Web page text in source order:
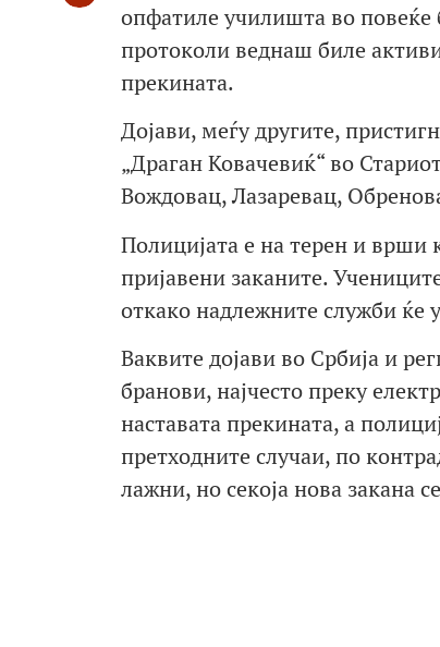
опфатиле училишта во повеќе
протоколи веднаш биле
прекината.
Дојави, меѓу другите,
„Драган Ковачевиќ“ во
Вождовац, Лазаревац,
Полицијата е на терен и врши
пријавени заканите.
откако надлежните служби ќе
Ваквите дојави во Србија и
бранови, најчесто преку
наставата прекината, а
претходните случаи, по
лажни, но секоја нова закана